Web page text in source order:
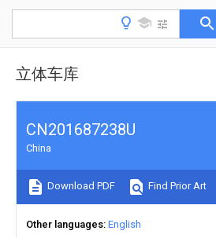
立体车库
CN201687238U
China
Download PDF Find Prior Art
Other languages English